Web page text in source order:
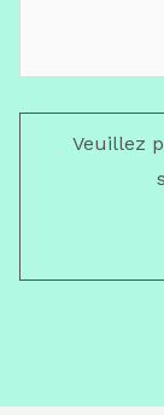
Veuillez